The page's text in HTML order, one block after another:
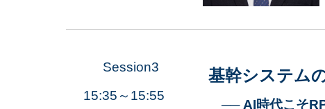
Session3
15:35～15:55
基幹システム
── AI時代こそ